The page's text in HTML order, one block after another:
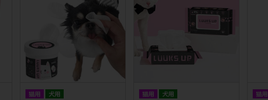
猫用 犬用 猫用 犬用 猫用